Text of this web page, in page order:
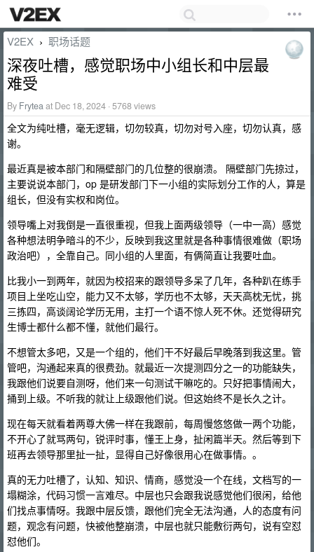
V2EX › 职场话题
深夜吐槽，感觉职场中小组长和中层最
难受
By Fryteaat Dec 18, 2024 · 5768 views
全文为纯吐槽，毫无逻辑，切勿较真，切勿对号入座，切勿认真，感
谢。
最近真是被本部门和隔壁部门的几位整的很崩溃。 隔壁部门先掠过，
主要说说本部门，op 是研发部门下一小组的实际划分工作的人，算是
组长，但没有实权和岗位。
领导嘴上对我倒是一直很重视，但我上面两级领导（一中一高）感觉
各种想法明争暗斗的不少，反映到我这里就是各种事情很难做（职场
政治吧），全靠自己。同小组的人里面，有俩简直让我要吐血。
比我小一到两年，就因为校招来的跟领导多呆了几年，各种趴在练手
项目上坐吃山空，能力又不太够，学历也不太够，天天高枕无忧，挑
三拣四，高谈阔论学历无用，主打一个语不惊人死不休。还觉得研究
生博士都什么都不懂，就他们最行。
不想管太多吧，又是一个组的，他们干不好最后早晚落到我这里。管
管吧，沟通起来真的很费劲。就最近一次提测四分之一的功能缺失，
我跟他们说要自测呀，他们来一句测试干嘛吃的。只好把事情闹大，
捅到上级。不听我的就让上级跟他们说。但这始终不是长久之计。
现在每天就看着两尊大佛一样在我跟前，每周慢悠悠做一两个功能，
不开心了就骂两句，锐评时事，懂王上身，扯闲篇半天。然后等到下
班再去领导那里扯一扯，显得自己好像很用心在做事情。。
真的无力吐槽了，认知、知识、情商，感觉没一个在线，文档写的一
塌糊涂，代码习惯一言难尽。中层也只会跟我说感觉他们很闲，给他
们找点事情呀。我跟中层反馈，跟他们完全无法沟通，人的态度有问
题，观念有问题，快被他整崩溃，中层也就只能敷衍两句，说有空怼
怼他们。